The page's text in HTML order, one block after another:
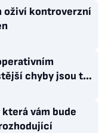
oživí kontroverzní
chyby jsou ty
která vám bude